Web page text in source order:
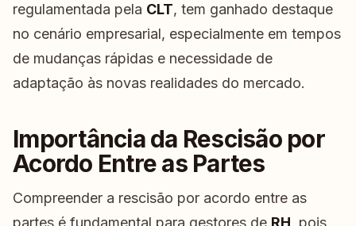
regulamentada pela CLT, tem ganhado destaque
no cenário empresarial, especialmente em tempos
de mudanças rápidas e necessidade de
adaptação às novas realidades do mercado.
Importância da Rescisão por
Acordo Entre as Partes
Compreender a rescisão por acordo entre as
partes é fundamental para gestores de RH, pois